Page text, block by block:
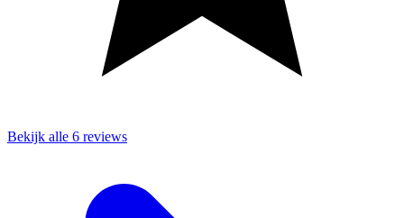
Bekijk alle 6 reviews